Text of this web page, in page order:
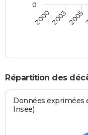
200020032005
0
Répartition des
Données exprimées
Insee)